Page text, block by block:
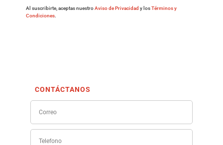
Al suscribirte, aceptas nuestroAviso de Privacidad y losTérminos y
Condiciones.
CONTÁCTANOS